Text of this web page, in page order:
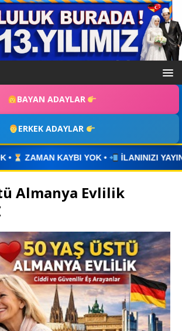
BAYAN ADAYLAR
ERKEK ADAYLAR
• İLANINIZI YAYINLAYIN • WHATSAPP
Almanya Evlilik